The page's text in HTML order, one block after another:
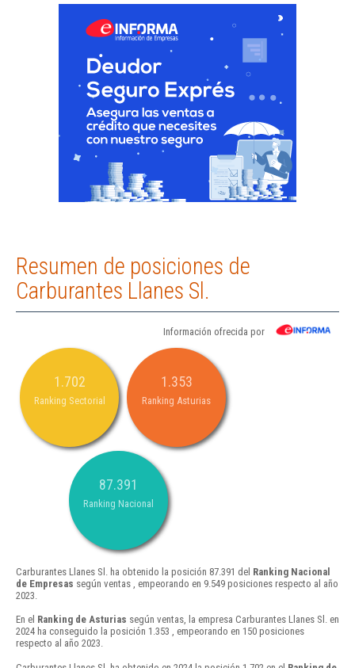
Resumen de posiciones de
Carburantes Llanes Sl.
Información ofrecida por
1.702
Ranking Sectorial
1.353
Ranking Asturias
87.391
Ranking Nacional
Carburantes Llanes Sl. ha obtenido la posición 87.391 del Ranking Nacional
de Empresas según ventas , empeorando en 9.549 posiciones respecto al año
2023.
En el Ranking de Asturias según ventas, la empresa Carburantes Llanes Sl. en
2024 ha conseguido la posición 1.353 , empeorando en 150 posiciones
respecto al año 2023.